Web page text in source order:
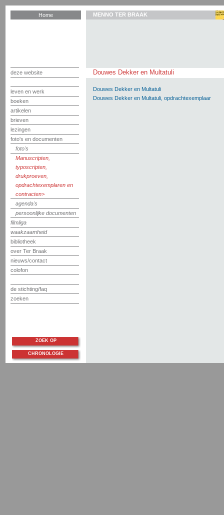
Home
deze website
leven en werk
boeken
artikelen
brieven
lezingen
foto's en documenten
foto's
Manuscripten,
typoscripten,
drukproeven,
opdrachtexemplaren en
contracten
agenda's
persoonlijke documenten
filmliga
waakzaamheid
bibliotheek
over Ter Braak
nieuws/contact
colofon
de stichting/faq
zoeken
MENNO TER BRAAK
Douwes Dekker en Multatuli
Douwes Dekker en Multatuli
Douwes Dekker en Multatuli, opdrachtexemplaar
ZOEK OP
CHRONOLOGIE